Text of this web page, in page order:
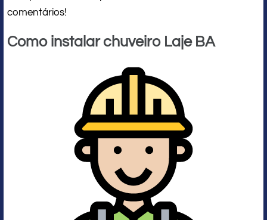
comentários!
Como instalar chuveiro Laje BA